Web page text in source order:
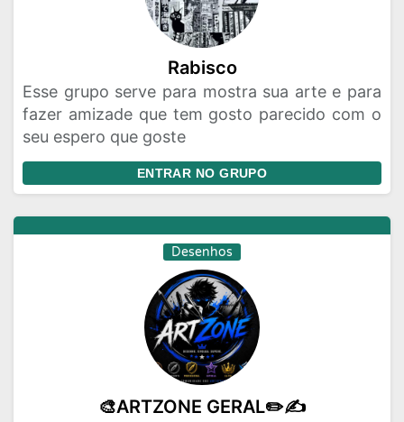
Rabisco
Esse grupo serve para mostra sua arte e para
fazer amizade que tem gosto parecido com o
seu espero que goste
ENTRAR NO GRUPO
Desenhos
🎨ARTZONE GERAL✏️✍️